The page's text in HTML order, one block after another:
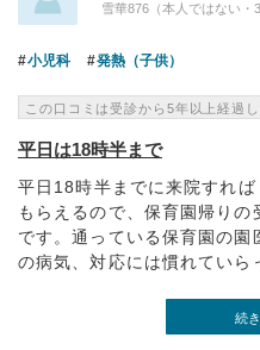
雪華876（本人ではない・
小児科 発熱（子供）
この口コミは受診から5年以上経過し
平日は18時半まで
平日18時半までに来院すれ
もらえるので、保育園帰り
です。通っている保育園の園
の病気、対応には慣れていら
続